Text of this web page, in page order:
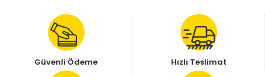
Güvenli Ödeme Hızlı Teslimat